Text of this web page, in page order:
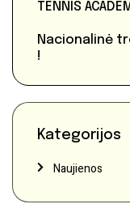
TENNIS
Nacionalinė
!
Kategorijos
Naujienos